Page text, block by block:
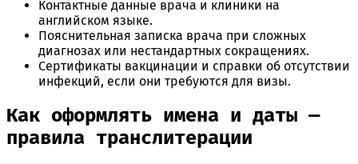
Контактные данные врача и клиники на
английском языке.
Пояснительная записка врача при сложных
диагнозах или нестандартных сокращениях.
Сертификаты вакцинации и справки об отсутствии
инфекций, если они требуются для визы.
Как оформлять имена и даты —
правила транслитерации